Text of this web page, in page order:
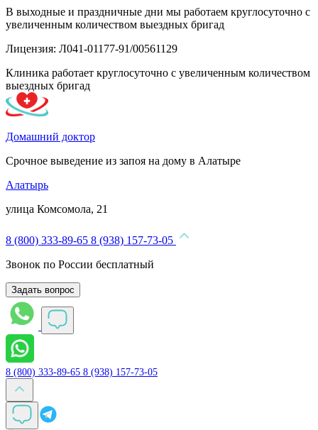
В выходные и праздничные дни мы работаем круглосуточно с
увеличенным количеством выездных бригад
Лицензия: Л041-01177-91/00561129
Клиника работает круглосуточно с увеличенным количеством
выездных бригад
Домашний доктор
Срочное выведение из запоя на дому в Алатыре
Алатырь
улица Комсомола, 21
8 (800) 333-89-65 8 (938) 157-73-05
Звонок по России бесплатный
Задать вопрос
8 (800) 333-89-65 8 (938) 157-73-05